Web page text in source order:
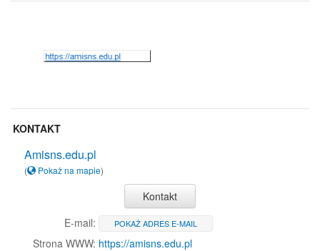
KONTAKT
Amisns.edu.pl
( Pokaż na mapie)
Kontakt
E-mail:
POKAŻ ADRES E-MAIL
Strona WWW: https://amisns.edu.pl